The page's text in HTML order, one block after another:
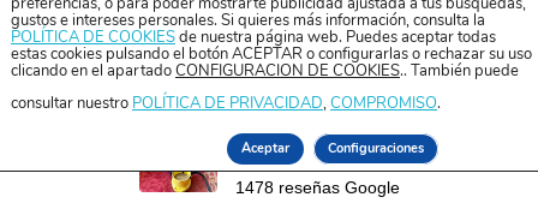
Descubra razones para realizar la limpieza de
muebles, alfombras y colchones
1478 reseñas Google
gustos e intereses personales. Si quieres más información, consulta la
POLÍTICA DE COOKIESde nuestra página web. Puedes aceptar todas
estas cookies pulsando el botón ACEPTAR o configurarlas o rechazar su uso
clicando en el apartadoCONFIGURACIÓN DE COOKIES.. También puede
consultar nuestro POLÍTICA DE PRIVACIDAD, COMPROMISO.
Aceptar Configuraciones